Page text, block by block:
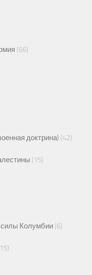
(66)
доктрина) (42)
(15)
Колумбии (6)